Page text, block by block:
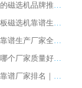
2026 评价高的磁选机品牌推荐选购指南，永磁筒式磁选机设备领域强者全景行业口碑解析
2026 国内平板磁选机靠谱生产厂家推荐排名|行业口碑选购指南，领域强者按需选设备
2026 磁选机靠谱生产厂家全梳理 分场景选型行业头部品牌选购参考攻略
2026 磁选机哪个厂家质量好？十大靠谱磁电企业排名选购指南
2026 磁选机靠谱厂家排名｜华体会手机网页版-华体会(中国) 高性价比磁选机磁电品牌